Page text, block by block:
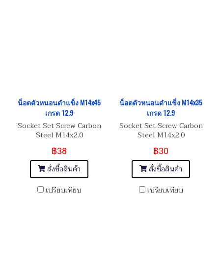
น็อตตัวหนอนดำแข็ง M14x45
เกรด 12.9
Socket Set Screw Carbon
Steel M14x2.0
฿38
สั่งซื้อสินค้า
เปรียบเทียบ
น็อตตัวหนอนดำแข็ง M14x35
เกรด 12.9
Socket Set Screw Carbon
Steel M14x2.0
฿30
สั่งซื้อสินค้า
เปรียบเทียบ